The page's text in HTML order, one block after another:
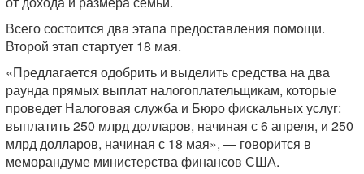
Всего состоится два этапа предоставления помощи.
Второй этап стартует 18 мая.
«Предлагается одобрить и выделить средства на два
раунда прямых выплат налогоплательщикам, которые
проведет Налоговая служба и Бюро фискальных услуг:
выплатить 250 млрд долларов, начиная с 6 апреля, и 250
млрд долларов, начиная с 18 мая», — говорится в
меморандуме министерства финансов США.